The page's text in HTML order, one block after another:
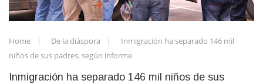
Home De la diáspora
Inmigración ha separado 146 mil
niños de sus padres, según informe
Inmigración ha separado 146 mil niños de sus